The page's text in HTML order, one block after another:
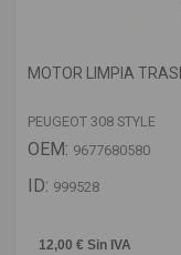
MOTOR LIMPIA
PEUGEOT 308 STYLE
OEM: 9677680580
ID: 999528
12,00 € Sin IVA